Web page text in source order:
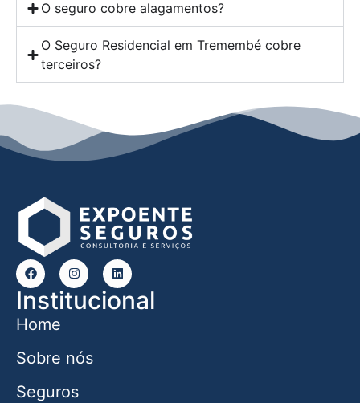
O seguro cobre alagamentos?
O Seguro Residencial em Tremembé cobre
terceiros?
Institucional
Home
Sobre nós
Seguros